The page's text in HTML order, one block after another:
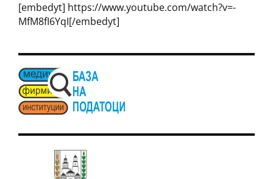
[embedyt] https://www.youtube.com/watch?v=-
MfM8fI6YqI[/embedyt]